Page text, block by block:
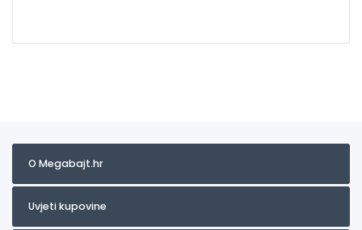
O Megabajt.hr
Uvjeti kupovine